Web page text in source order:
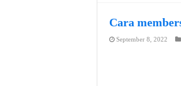
Cara
September 8, 2022